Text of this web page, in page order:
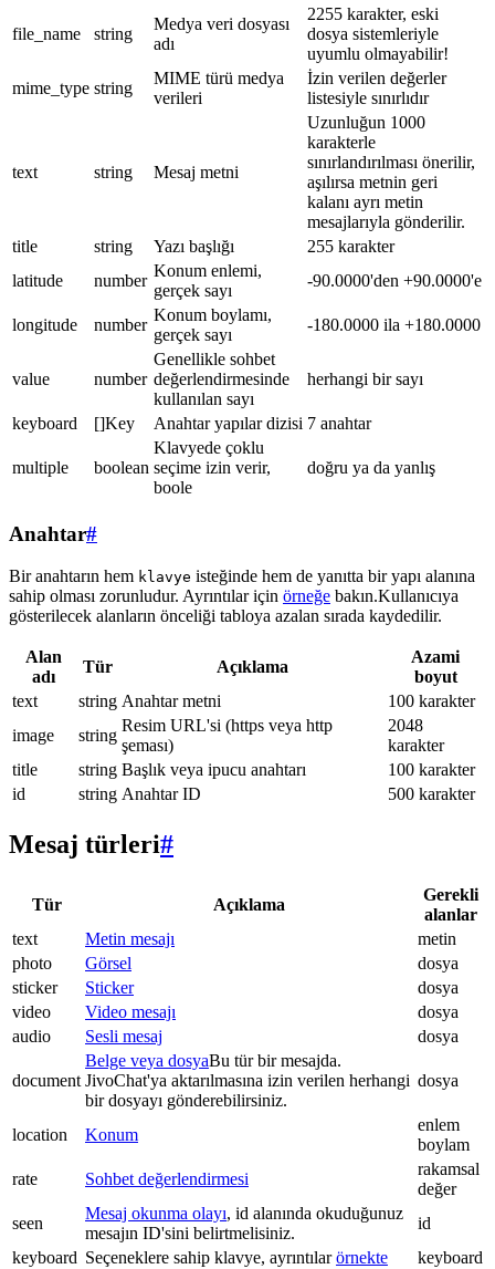
file_name string
Medya veri dosyası
adı
2255 karakter, eski
dosya sistemleriyle
uyumlu olmayabilir!
mime_type string
MIME türü medya
verileri
İzin verilen değerler
listesiyle sınırlıdır
text string Mesaj metni
Uzunluğun 1000
karakterle
sınırlandırılması önerilir,
aşılırsa metnin geri
kalanı ayrı metin
mesajlarıyla gönderilir.
title
string Yazı başlığı
255 karakter
latitude
number
Konum enlemi,
gerçek sayı
-90.0000'den +90.0000'e
longitude number
Konum boylamı,
gerçek sayı
-180.0000 ila +180.0000
value number
Genellikle sohbet
değerlendirmesinde
kullanılan sayı
herhangi bir sayı
keyboard []Key Anahtar yapılar dizisi 7 anahtar
multiple boolean
Klavyede çoklu
seçime izin verir,
boole
doğru ya da yanlış
Anahtar#
Bir anahtarın hem klavye isteğinde hem de yanıtta bir yapı alanına
sahip olması zorunludur. Ayrıntılar için örneğe bakın.Kullanıcıya
gösterilecek alanların önceliği tabloya azalan sırada kaydedilir.
Alan
adı
Tür Açıklama
Azami
boyut
text
string Anahtar metni
100 karakter
image
string
Resim URL'si (https veya http
şeması)
2048
karakter
title
string Başlık veya ipucu anahtarı
100 karakter
id
string Anahtar ID 500 karakter
Mesaj türleri#
Tür Açıklama
Gerekli
alanlar
text
Metin mesajı
metin
photo
Görsel
dosya
sticker
Sticker
dosya
video
Video mesajı
dosya
audio
Sesli mesaj dosya
document
Belge veya dosyaBu tür bir mesajda.
JivoChat'ya aktarılmasına izin verilen herhangi
bir dosyayı gönderebilirsiniz.
dosya
location Konum
enlem
boylam
rate
Sohbet değerlendirmesi
rakamsal
değer
seen
Mesaj okunma olayı, id alanında okuduğunuz
mesajın ID'sini belirtmelisiniz.
id
keyboard Seçeneklere sahip klavye, ayrıntılarörnekte keyboard